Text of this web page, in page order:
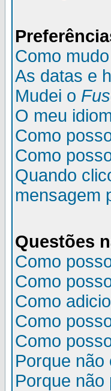
Como
As datas e
Mudei o
O meu
Como
Como
Quando
mensagem
Questões
Como
Como
Como
Como
Como
Porque
Porque não